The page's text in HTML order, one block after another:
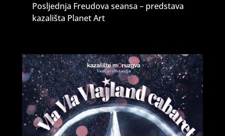
Posljednja Freudova seansa – predstava
kazališta Planet Art